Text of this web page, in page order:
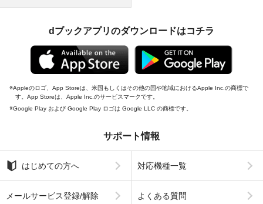
dブックアプリのダウンロードはコチラ
Appleのロゴ、App Storeは、米国もしくはその他の国や地域におけるApple Inc.の商標で
す。App Storeは、Apple Inc.のサービスマークです。
Google Play および Google Play ロゴは Google LLC の商標です。
サポート情報
はじめての方へ 対応機種一覧
メールサービス登録/解除 よくある質問